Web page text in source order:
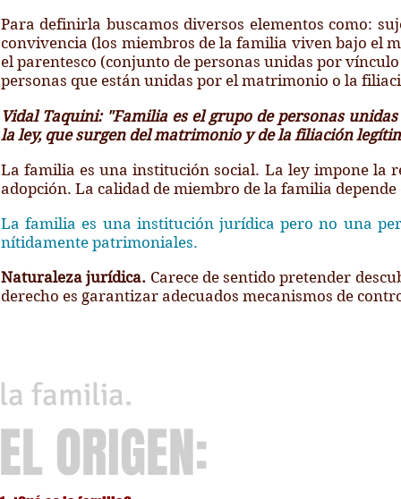
Para definirla buscamos diversos elementos como:
convivencia (los miembros de la familia viven bajo el
el parentesco (conjunto de personas unidas por
personas que están unidas por el matrimonio o la
Vidal Taquini: "Familia es el grupo de personas
la ley, que surgen del matrimonio y de la filiación
La familia es una institución social. La ley impone la
adopción. La calidad de miembro de la familia
La familia es una institución jurídica pero no una
nítidamente patrimoniales.
Naturaleza jurídica. Carece de sentido pretender
derecho es garantizar adecuados mecanismos de
la familia.
EL ORIGEN: